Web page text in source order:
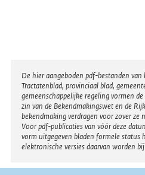
Disclaimer
De hier aangeboden pdf-bestanden
Tractatenblad, provinciaal blad,
gemeenschappelijke regeling vormen
zin van de Bekendmakingswet en de
bekendmaking verdragen voor zover
Voor pdf-publicaties van vóór deze
vorm uitgegeven bladen formele status
elektronische versies daarvan worden